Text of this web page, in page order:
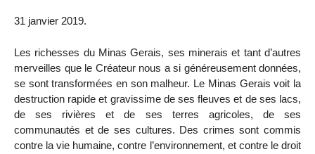
31 janvier 2019.
Les richesses du Minas Gerais, ses minerais et tant d’autres
merveilles que le Créateur nous a si généreusement données,
se sont transformées en son malheur. Le Minas Gerais voit la
destruction rapide et gravissime de ses fleuves et de ses lacs,
de ses rivières et de ses terres agricoles, de ses
communautés et de ses cultures. Des crimes sont commis
contre la vie humaine, contre l’environnement, et contre le droit